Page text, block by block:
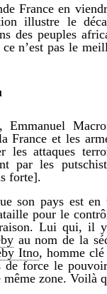
France en
illustre le
des peuples
n’est pas le
Emmanuel
France et les
les attaques
par les
forte].
son pays est
pour le
Lui qui, il y
au nom de la
Itno, homme
force le
zone. Voilà